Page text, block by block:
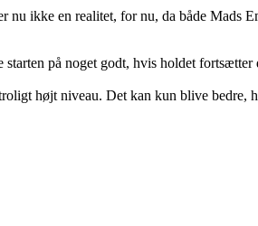
nu ikke en realitet, for nu, da både Mads
på noget godt, hvis holdet fortsætter
højt niveau. Det kan kun blive bedre,